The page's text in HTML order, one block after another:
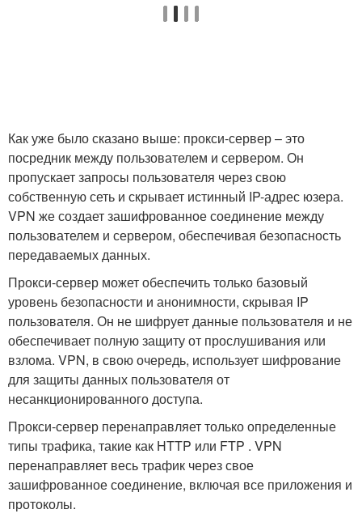
Как уже было сказано выше: прокси-сервер – это
посредник между пользователем и сервером. Он
пропускает запросы пользователя через свою
собственную сеть и скрывает истинный IP-адрес юзера.
VPN же создает зашифрованное соединение между
пользователем и сервером, обеспечивая безопасность
передаваемых данных.
Прокси-сервер может обеспечить только базовый
уровень безопасности и анонимности, скрывая IP
пользователя. Он не шифрует данные пользователя и не
обеспечивает полную защиту от прослушивания или
взлома. VPN, в свою очередь, использует шифрование
для защиты данных пользователя от
несанкционированного доступа.
Прокси-сервер перенаправляет только определенные
типы трафика, такие как HTTP или FTP . VPN
перенаправляет весь трафик через свое
зашифрованное соединение, включая все приложения и
протоколы.